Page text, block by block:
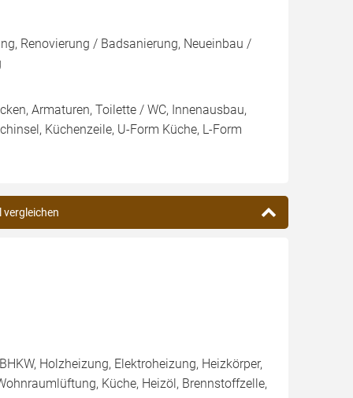
Renovierung / Badsanierung, Neueinbau /
Armaturen, Toilette / WC, Innenausbau,
Küchenzeile, U-Form Küche, L-Form
Holzheizung, Elektroheizung, Heizkörper,
Küche, Heizöl, Brennstoffzelle,